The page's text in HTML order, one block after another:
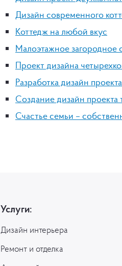
Дизайн современного
Коттедж на любой вкус
Малоэтажное загородное
Проект дизайна
Разработка дизайн
Создание дизайн проекта
Счастье семьи –
Услуги:
Дизайн интерьера
Ремонт и отделка